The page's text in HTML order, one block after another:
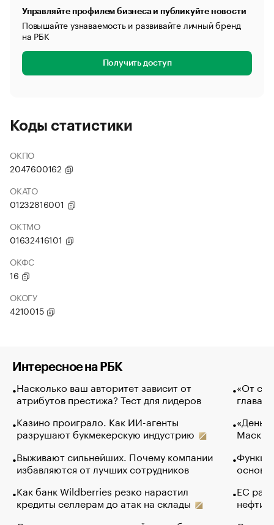
Управляйте профилем бизнеса и публикуйте новости
Повышайте узнаваемость и развивайте личный бренд
на РБК
Получить доступ
Коды статистики
ОКПО
2047600162
ОКАТО
01232816001
ОКТМО
01632416101
ОКФС
16
ОКОГУ
4210015
Интересное на РБК
Насколько ваш авторитет зависит от
атрибутов престижа? Тест для лидеров
Казино проиграло. Как ИИ-агенты
разрушают букмекерскую индустрию
Выживают сильнейших. Почему компании
избавляются от лучших сотрудников
Как банк Wildberries резко нарастил
кредиты селлерам до атак на склады
«От
глава
Маск в
основ
ЕС
нефти